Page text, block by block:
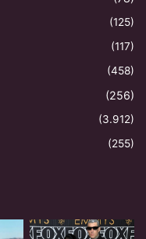
(125)
(117)
(458)
(256)
(3.912)
(255)